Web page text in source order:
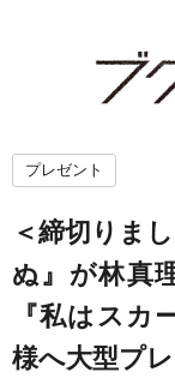
プレゼント
＜締切りま
ぬ』が林真
『私はスカ
様へ大型プ